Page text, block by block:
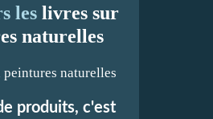
les livres sur
naturelles
produits, c'est